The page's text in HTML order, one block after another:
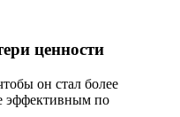
ценности
он стал более
эффективным по